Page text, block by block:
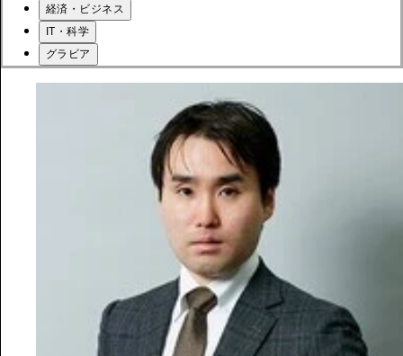
経済・ビジネス
IT・科学
グラビア